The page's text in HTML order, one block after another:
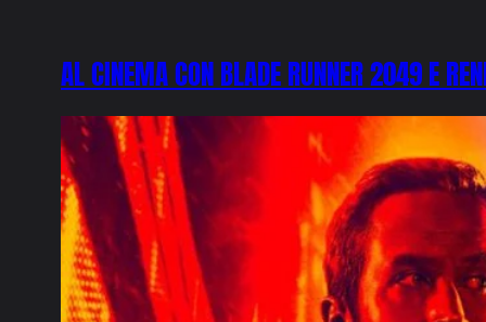
AL CINEMA CON BLADE RUNNER 2049 E